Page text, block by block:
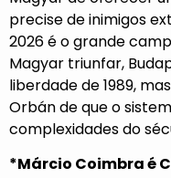
precise de inimigos
2026 é o grande
Magyar triunfar,
liberdade de 1989,
Orbán de que o
complexidades do
*Márcio Coimbra é